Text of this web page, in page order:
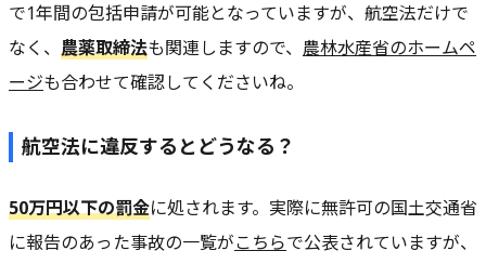
で1年間の包括申請が可能となっていますが、航空法だけで
なく、 農薬取締法も関連しますので、 農林水産省のホームペ
ージも合わせて確認してくださいね。
航空法に違反するとどうなる？
50万円以下の罰金に処されます。実際に無許可の国土交通省
に報告のあった事故の一覧がこちらで公表されていますが、